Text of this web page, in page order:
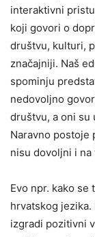
interaktivni
koji govori o
društvu, kulturi,
značajniji. Naš
spominju
nedovoljno
društvu, a oni su
Naravno postoje
nisu dovoljni i
Evo npr. kako
hrvatskog jezika.
izgradi pozitivni